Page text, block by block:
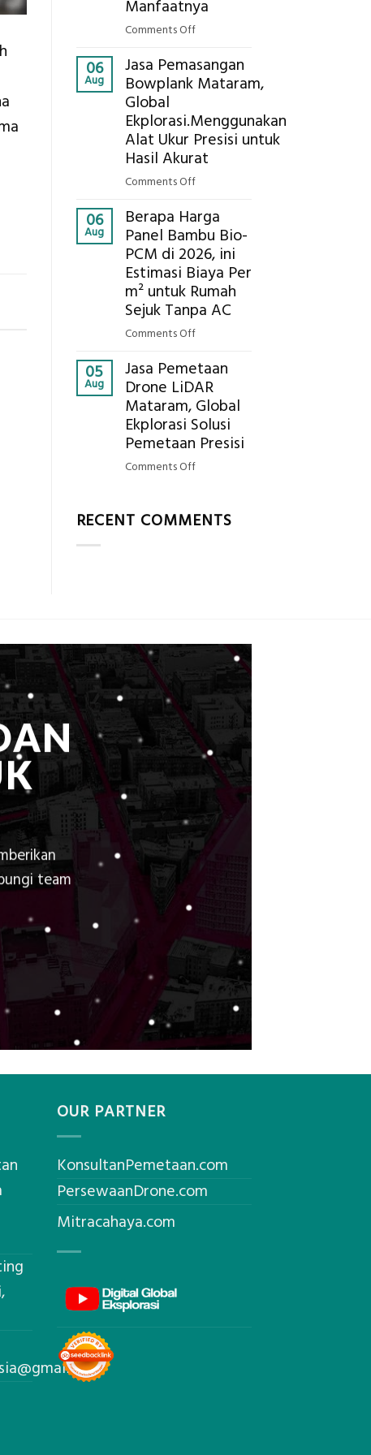
Pastikan
Manfaatnya
Comments Offon
Cooler
Berbasis
Pertanian,
ini
Komponen,
Manfaatnya
06
Aug
Jasa Pemasangan
Bowplank Mataram,
Global
Ekplorasi.Menggunakan
Alat Ukur Presisi untuk
Hasil Akurat
Comments Offon
Pemasangan
Bowplank
Mataram,
Global
Ekplorasi.Menggunakan
Alat
untuk
Hasil
Akurat
06
Aug
Berapa Harga
Panel Bambu Bio-
PCM di 2026, ini
Estimasi Biaya Per
m² untuk Rumah
Sejuk Tanpa AC
Comments Offon
Harga
Panel
Bambu
Bio-
PCM
Estimasi
Biaya
05
Aug
Jasa Pemetaan
Drone LiDAR
Mataram, Global
Ekplorasi Solusi
Pemetaan Presisi
Comments Offon
Drone
Presisi
RECENT COMMENTS
team
OUR PARTNER
KonsultanPemetaan.com
PersewaanDrone.com
Mitracahaya.com